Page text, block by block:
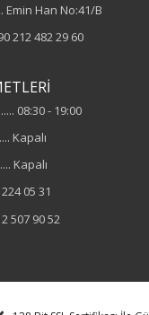
Emin Han No:41/B
212 482 29 60
08:30 - 19:00
Kapalı
Kapalı
05 31
507 90 52